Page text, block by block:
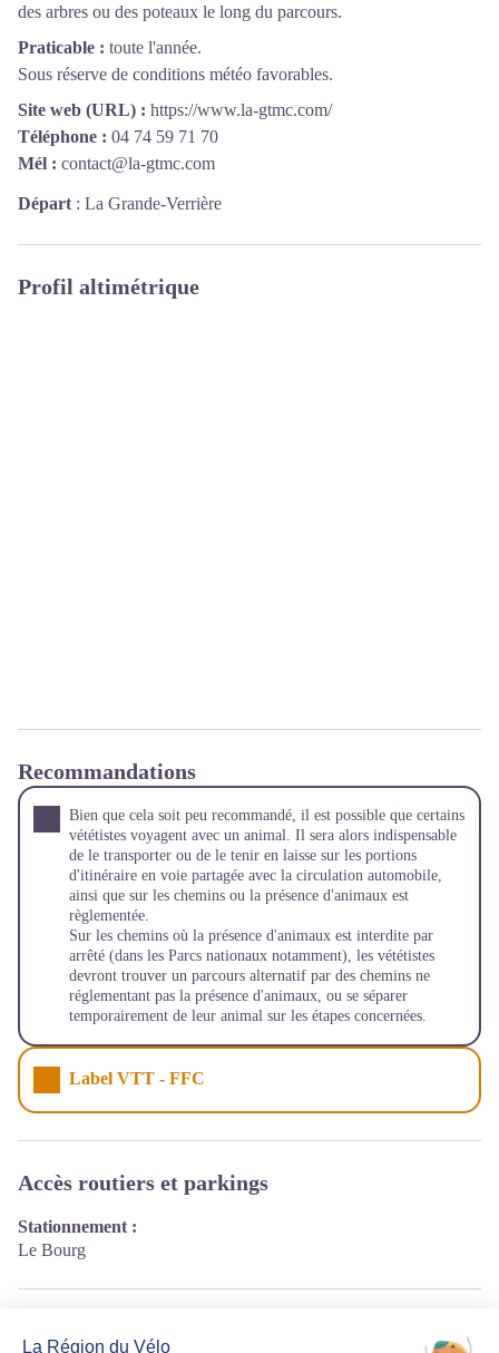
des arbres ou des poteaux le long du parcours.
Praticable : toute l'année.
Sous réserve de conditions météo favorables.
Site web (URL) : https://www.la-gtmc.com/
Téléphone : 04 74 59 71 70
Mél : contact@la-gtmc.com
Départ : La Grande-Verrière
Profil altimétrique
Recommandations
Bien que cela soit peu recommandé, il est possible que certains
vététistes voyagent avec un animal. Il sera alors indispensable
de le transporter ou de le tenir en laisse sur les portions
d'itinéraire en voie partagée avec la circulation automobile,
ainsi que sur les chemins ou la présence d'animaux est
règlementée.
Sur les chemins où la présence d'animaux est interdite par
arrêté (dans les Parcs nationaux notamment), les vététistes
devront trouver un parcours alternatif par des chemins ne
réglementant pas la présence d'animaux, ou se séparer
temporairement de leur animal sur les étapes concernées.
Label VTT - FFC
Accès routiers et parkings
Stationnement :
Le Bourg